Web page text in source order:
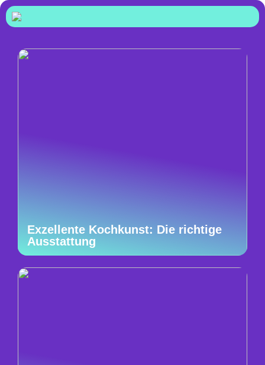
Exzellente Kochkunst: Die richtige
Ausstattung